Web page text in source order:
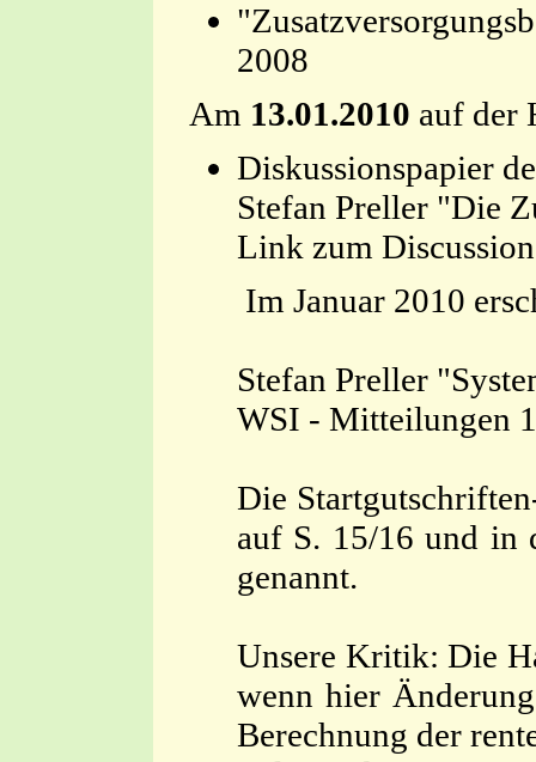
Am 13.01.2010 auf der
Diskussionspapier
Stefan Preller "Die
Link zum
Im Januar 2010
Stefan Preller
WSI - Mitteilungen
Die
auf S. 15/16 und in
genannt.
Unsere Kritik: Die
wenn hier
Berechnung der